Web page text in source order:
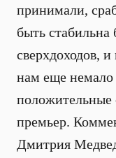
принимали,
быть стабильна
сверхдоходов,
нам еще немало
положительные
премьер.
Дмитрия